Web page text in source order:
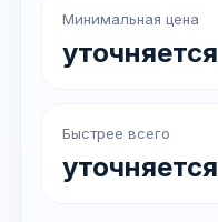
Минимальная цена
уточняется
Быстрее всего
уточняется